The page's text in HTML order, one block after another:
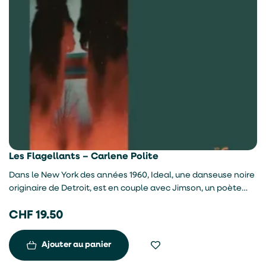
Les Flagellants – Carlene Polite
Dans le New York des années 1960, Ideal, une danseuse noire
originaire de Detroit, est en couple avec Jimson, un poète
devenir une danse de flagellations, entre jalousie, alcool et
humiliations.
CHF 19.50
Ajouter au panier